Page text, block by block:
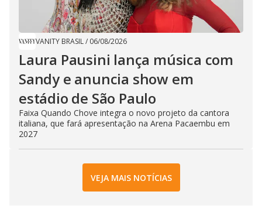
VANITY BRASIL/ 06/08/2026
Laura Pausini lança música com
Sandy e anuncia show em
estádio de São Paulo
Faixa Quando Chove integra o novo projeto da cantora
italiana, que fará apresentação na Arena Pacaembu em
2027
VEJA MAIS NOTÍCIAS